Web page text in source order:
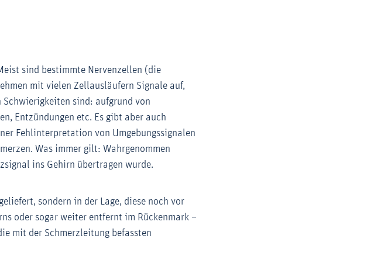
sind bestimmte Nervenzellen (die
mit vielen Zellausläufern Signale auf,
Schwierigkeiten sind: aufgrund von
Entzündungen etc. Es gibt aber auch
Fehlinterpretation von Umgebungssignalen
Was immer gilt: Wahrgenommen
ins Gehirn übertragen wurde.
sondern in der Lage, diese noch vor
oder sogar weiter entfernt im Rückenmark –
mit der Schmerzleitung befassten